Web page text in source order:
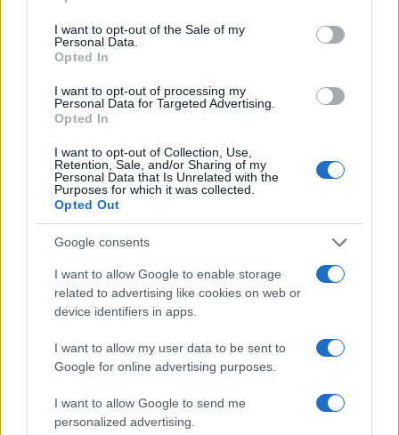
use your data for below specified purposes in below Google
consent section.
I want to opt-out of the Sale of my
Personal Data.
Opted In
I want to opt-out of processing my
Personal Data for Targeted Advertising.
Opted In
I want to opt-out of Collection, Use,
Retention, Sale, and/or Sharing of my
Personal Data that Is Unrelated with the
Purposes for which it was collected.
Opted Out
Google consents
I want to allow Google to enable storage
related to advertising like cookies on web or
device identifiers in apps.
I want to allow my user data to be sent to
Google for online advertising purposes.
I want to allow Google to send me
personalized advertising.
Koncertet adott az Erkel Színházban Ella Fitzgerald, Benny
Goodman, Juliette Greco, Bobby McFerrin és Nick Cave,
Az első világháború után, az operai bérlet kezdetén voltak
hónapok, amikor a Városi Színház táblás házaival felkeltette
az Operaház féltékenységét, és az Andrássy úti palota élén
álló Radnai Miklós meg akarta tiltatni, hogy a Tisza Kálmán
téren újabb keletű operákat játsszanak. Kísérletet tettek a
két színház pénzügyi összevonására, a nagy
befogadóképességű Városi Színháznak kellett volna
bevételeivel az Operaházat segíteni, ám volt szezon, hogy
csak a veszteségeket növelte. A hatalmas színházépület
fenntartása komoly terheket rótt az államra, ezért
igyekeztek olyan megrendelésekkel ellátni, amelyek nagy
tömegeket mozgatnak. A kötelező irodalmi tananyagból
tartottak előadásokat, 1931-től 1944-ig pedig itt rendezték